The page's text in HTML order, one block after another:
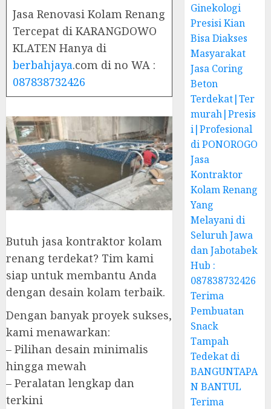
Jasa Renovasi Kolam Renang
Tercepat di KARANGDOWO
KLATEN Hanya di
berbahjaya.com di no WA :
087838732426
Butuh jasa kontraktor kolam
renang terdekat? Tim kami
siap untuk membantu Anda
dengan desain kolam terbaik.
Dengan banyak proyek sukses,
kami menawarkan:
– Pilihan desain minimalis
hingga mewah
– Peralatan lengkap dan
terkini
Ginekologi
Presisi Kian
Bisa Diakses
Masyarakat
Jasa Coring
Beton
Terdekat|Ter
murah|Presis
i|Profesional
di PONOROGO
Jasa
Kontraktor
Kolam Renang
Yang
Melayani di
Seluruh Jawa
dan Jabotabek
Hub :
087838732426
Terima
Pembuatan
Snack
Tampah
Tedekat di
BANGUNTAPA
N BANTUL
Terima